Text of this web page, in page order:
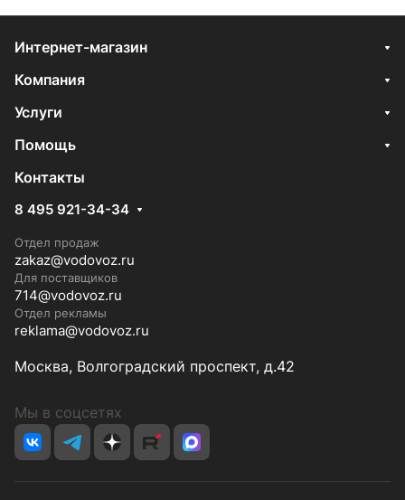
Интернет-магазин
Компания
Услуги
Помощь
Контакты
8 495 921-34-34
Отдел продаж
zakaz@vodovoz.ru
Для поставщиков
714@vodovoz.ru
Отдел рекламы
reklama@vodovoz.ru
Москва, Волгоградский проспект, д.42
Мы в соцсетях